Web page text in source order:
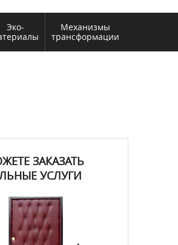
Эко-
Механизмы
трансформации
ЗАКАЗАТЬ
УСЛУГИ